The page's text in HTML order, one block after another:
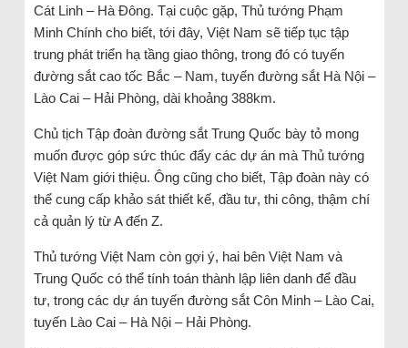
Cát Linh – Hà Đông. Tại cuộc gặp, Thủ tướng Phạm
Minh Chính cho biết, tới đây, Việt Nam sẽ tiếp tục tập
trung phát triển hạ tầng giao thông, trong đó có tuyến
đường sắt cao tốc Bắc – Nam, tuyến đường sắt Hà Nội –
Lào Cai – Hải Phòng, dài khoảng 388km.
Chủ tịch Tập đoàn đường sắt Trung Quốc bày tỏ mong
muốn được góp sức thúc đẩy các dự án mà Thủ tướng
Việt Nam giới thiệu. Ông cũng cho biết, Tập đoàn này có
thể cung cấp khảo sát thiết kế, đầu tư, thi công, thậm chí
cả quản lý từ A đến Z.
Thủ tướng Việt Nam còn gợi ý, hai bên Việt Nam và
Trung Quốc có thể tính toán thành lập liên danh để đầu
tư, trong các dự án tuyến đường sắt Côn Minh – Lào Cai,
tuyến Lào Cai – Hà Nội – Hải Phòng.